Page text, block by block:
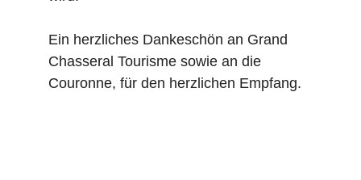
Ein herzliches Dankeschön an Grand
Chasseral Tourisme sowie an die
Couronne, für den herzlichen Empfang.